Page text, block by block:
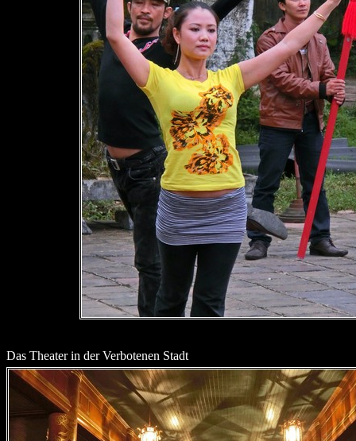
Das Theater in der Verbotenen Stadt